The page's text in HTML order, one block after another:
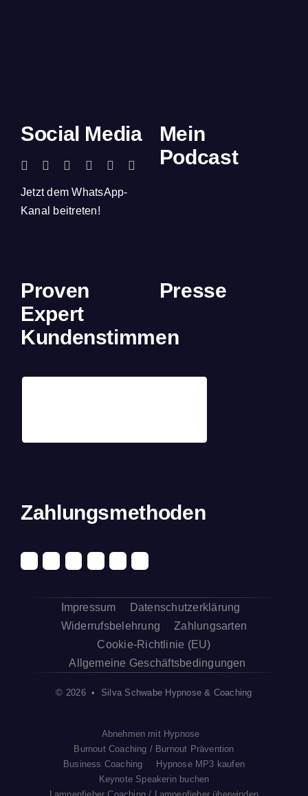
Social Media
Jetzt dem WhatsApp-
Kanal beitreten!
Mein
Podcast
Proven
Expert
Kundenstimmen
Presse
Zahlungsmethoden
Impressum
Datenschutzerklärung
Widerrufsbelehrung
Zahlungsarten
Cookie-Richtlinie (EU)
Allgemeine Geschäftsbedingungen
© 2026 • Silva Schwabe Hypnose & Coaching
Abnehmen mit Hypnose
Burnout Coaching / Burnout Prävention
Business Coaching
Hypnose MP3 kaufen
Keynote Speakerin buchen